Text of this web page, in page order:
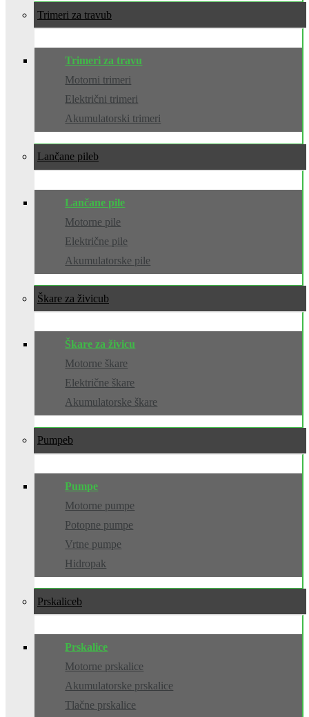
Trimeri za travu
Trimeri za travu
Motorni trimeri
Električni trimeri
Akumulatorski trimeri
Lančane pile
Lančane pile
Motorne pile
Električne pile
Akumulatorske pile
Škare za živicu
Škare za živicu
Motorne škare
Električne škare
Akumulatorske škare
Pumpe
Pumpe
Motorne pumpe
Potopne pumpe
Vrtne pumpe
Hidropak
Prskalice
Prskalice
Motorne prskalice
Akumulatorske prskalice
Tlačne prskalice